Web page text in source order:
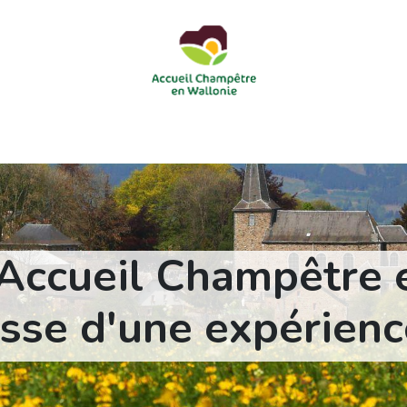
Champêtre
d'une